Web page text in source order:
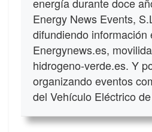
Energy News Events,
difundiendo información
Energynews.es,
hidrogeno-verde.es. Y
organizando eventos
del Vehículo Eléctrico